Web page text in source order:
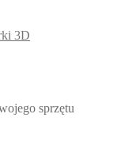
3D
sprzętu